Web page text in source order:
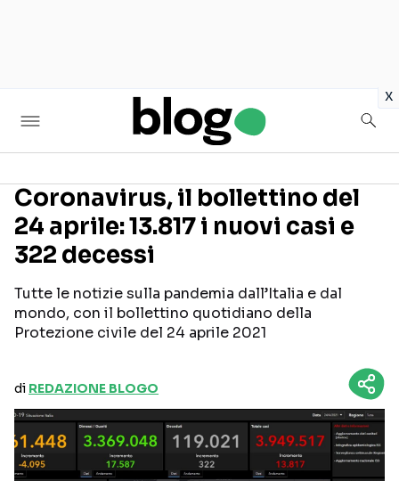
x
Seguici sui social
Coronavirus, il bollettino del
24 aprile: 13.817 i nuovi casi e
322 decessi
Tutte le notizie sulla pandemia dall’Italia e dal
mondo, con il bollettino quotidiano della
Protezione civile del 24 aprile 2021
di REDAZIONE BLOGO